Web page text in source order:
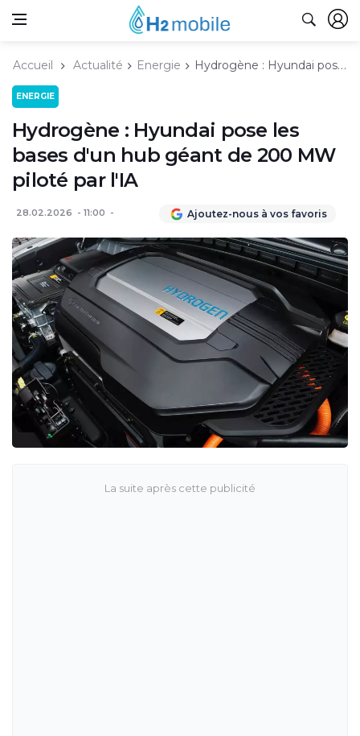
Accueil Actualité Energie Hydrogène : Hyundai pose les bases d'un hub géant de 200 MW piloté par l'IA
ENERGIE
Hydrogène : Hyundai pose les
bases d'un hub géant de 200 MW
piloté par l'IA
28.02.2026 11:00 Ajoutez-nous à vos favoris